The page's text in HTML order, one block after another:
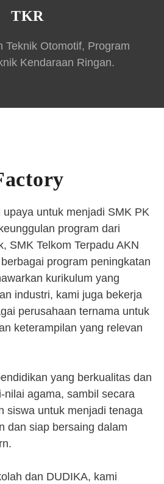
TKR
Teknik Otomotif, Program
Kendaraan Ringan.
untuk menjadi SMK PK
program dari
SMK Telkom Terpadu AKN
program peningkatan
kurikulum yang
industri, kami juga bekerja
perusahaan ternama untuk
keterampilan yang relevan
yang berkualitas dan
nilai agama, sambil secara
siswa untuk menjadi tenaga
dan siap bersaing dalam
dan DUDIKA, kami